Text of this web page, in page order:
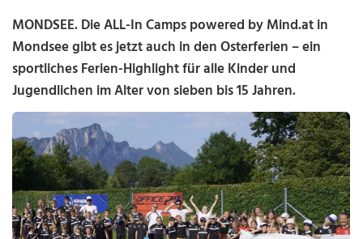
MONDSEE. Die ALL-In Camps powered by Mind.at in
Mondsee gibt es jetzt auch in den Osterferien – ein
sportliches Ferien-Highlight für alle Kinder und
Jugendlichen im Alter von sieben bis 15 Jahren.